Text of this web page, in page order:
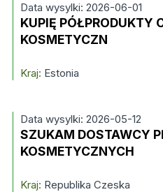
Data wysylki: 2026-06-01
KUPIĘ PÓŁPRODUKTY
KOSMETYCZN
Kraj: Estonia
Data wysylki: 2026-05-12
SZUKAM DOSTAWCY
KOSMETYCZNYCH
Kraj: Republika Czeska